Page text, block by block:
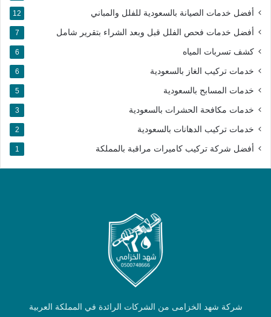
أفضل خدمات الصيانة بالسعودية للفلل والمباني 12
أفضل خدمات فحص الفلل قبل وبعد الشراء بتقرير شامل 7
كشف تسربات المياه 6
خدمات تركيب الغاز بالسعودية 6
خدمات المسابح بالسعودية 5
خدمات مكافحة الحشرات بالسعودية 3
خدمات تركيب الدهانات بالسعودية 2
أفضل شركة تركيب كاميرات مراقبة بالمملكة​ 1
شركة شهد الخزامى من الشركات الرائدة في المملكة العربية